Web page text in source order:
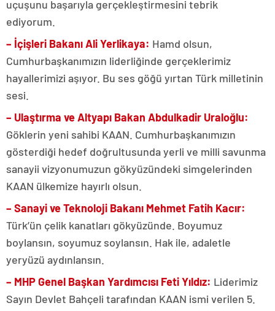
uçuşunu başarıyla gerçekleştirmesini tebrik
ediyorum.
– İçişleri Bakanı Ali Yerlikaya: Hamd olsun,
Cumhurbaşkanımızın liderliğinde gerçeklerimiz
hayallerimizi aşıyor. Bu ses göğü yırtan Türk milletinin
sesi.
– Ulaştırma ve Altyapı Bakan Abdulkadir Uraloğlu:
Göklerin yeni sahibi KAAN. Cumhurbaşkanımızın
gösterdiği hedef doğrultusunda yerli ve milli savunma
sanayii vizyonumuzun gökyüzündeki simgelerinden
KAAN ülkemize hayırlı olsun.
– Sanayi ve Teknoloji Bakanı Mehmet Fatih Kacır:
Türk’ün çelik kanatları gökyüzünde. Boyumuz
boylansın, soyumuz soylansın. Hak ile, adaletle
yeryüzü aydınlansın.
– MHP Genel Başkan Yardımcısı Feti Yıldız: Liderimiz
Sayın Devlet Bahçeli tarafından KAAN ismi verilen 5.